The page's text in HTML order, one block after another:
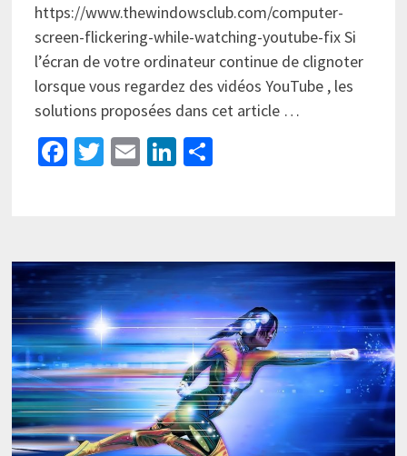
https://www.thewindowsclub.com/computer-
screen-flickering-while-watching-youtube-fix Si
l’écran de votre ordinateur continue de clignoter
lorsque vous regardez des vidéos YouTube , les
solutions proposées dans cet article …
Facebook
Twitter
EmailLinkedIn
Partager